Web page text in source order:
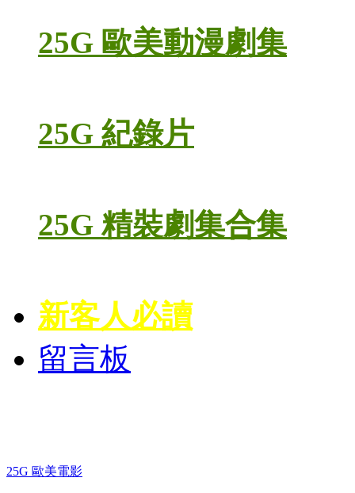
25G 歐美動漫劇集
25G 紀錄片
25G 精裝劇集合集
新客人必讀
留言板
25G 歐美電影